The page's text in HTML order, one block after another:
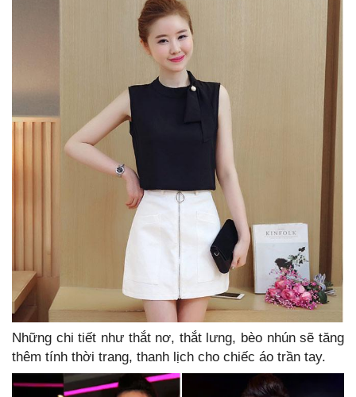
Những chi tiết như thắt nơ, thắt lưng, bèo nhún sẽ tăng
thêm tính thời trang, thanh lịch cho chiếc áo trần tay.